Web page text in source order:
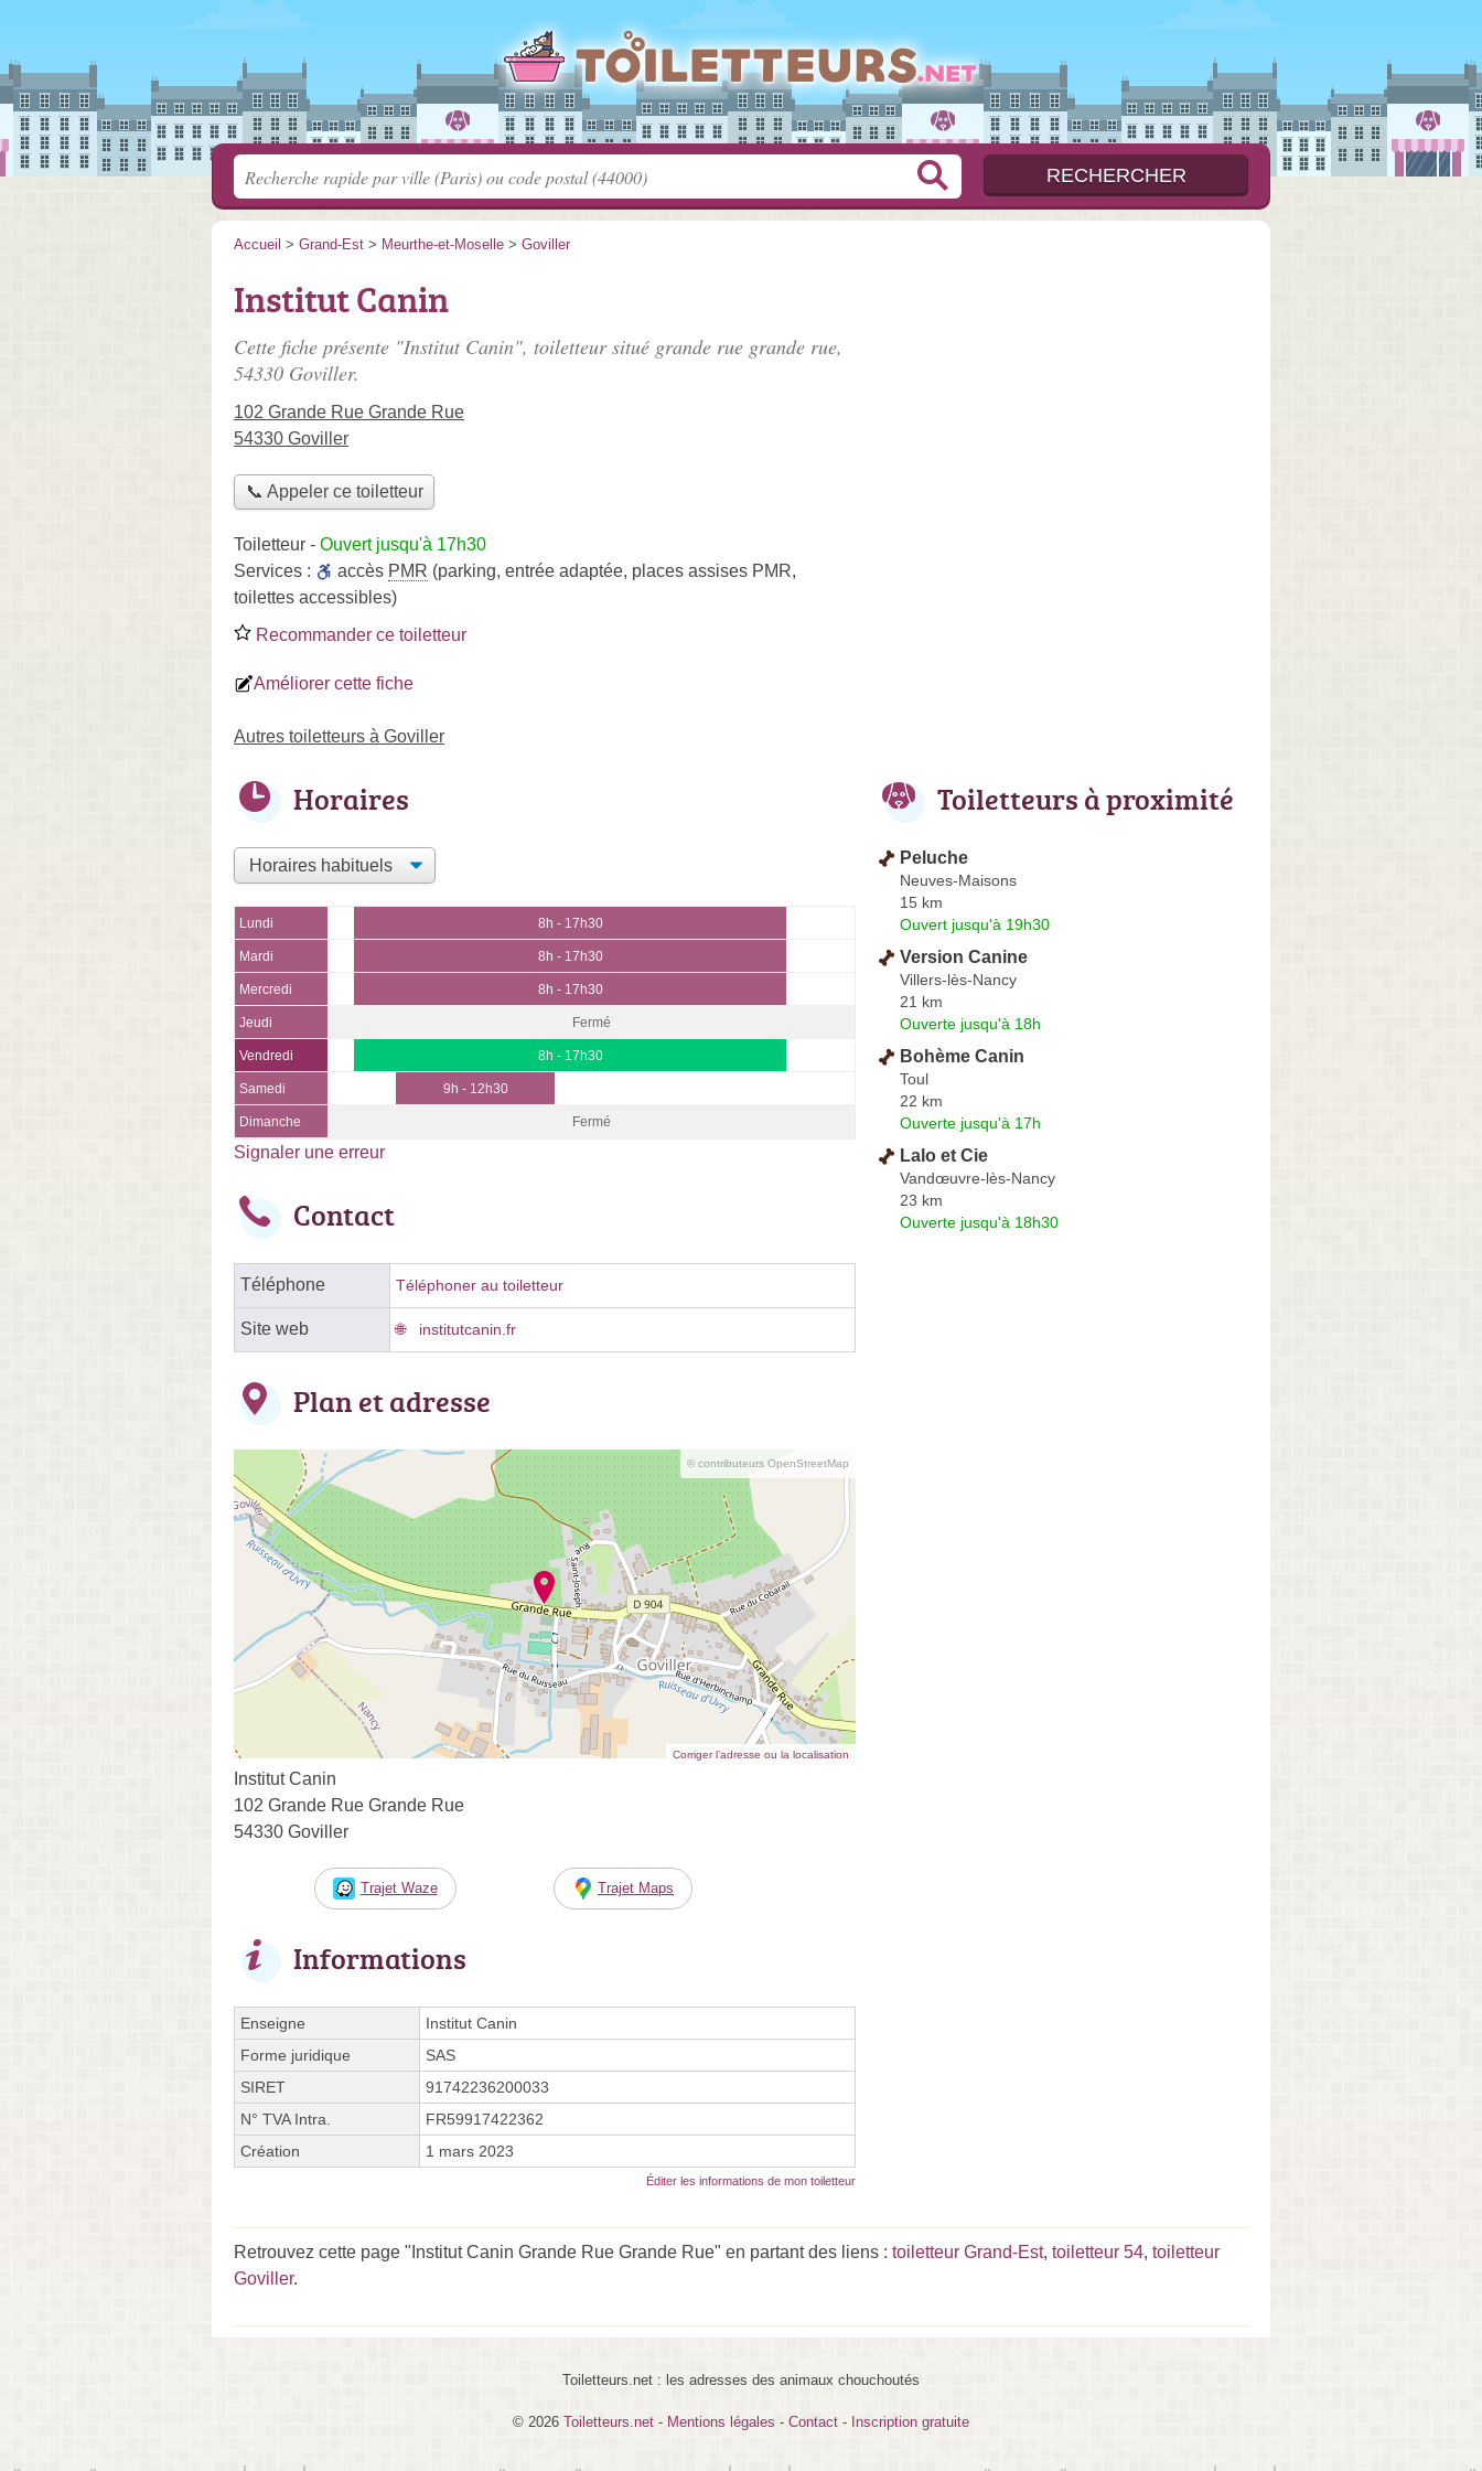
Accueil > Grand-Est > Meurthe-et-Moselle > Goviller
Institut Canin
Cette fiche présente "Institut Canin", toiletteur situé grande rue grande rue,
54330 Goviller.
102 Grande Rue Grande Rue
54330 Goviller
📞 Appeler ce toiletteur
Toiletteur - Ouvert jusqu'à 17h30
Services :
accès PMR (parking, entrée adaptée, places assises PMR,
toilettes accessibles)
Recommander ce toiletteur
Améliorer cette fiche
Autres toiletteurs à Goviller
Horaires
Lundi 8h - 17h30
Mardi 8h - 17h30
Mercredi 8h - 17h30
Jeudi Fermé
Vendredi 8h - 17h30
Samedi 9h - 12h30
Dimanche Fermé
Signaler une erreur
Contact
Téléphone Téléphoner au toiletteur
Site web institutcanin.fr
Plan et adresse
© contributeurs OpenStreetMap
Corriger l’adresse ou la localisation
Institut Canin
102 Grande Rue Grande Rue
54330 Goviller
Trajet Waze Trajet Maps
Informations
Enseigne
Institut Canin
Forme juridique
SAS
SIRET
91742236200033
N° TVA Intra.
FR59917422362
Création
1 mars 2023
Éditer les informations de mon toiletteur
Toiletteurs à proximité
Peluche
Neuves-Maisons
15 km
Ouvert jusqu'à 19h30
Version Canine
Villers-lès-Nancy
21 km
Ouverte jusqu'à 18h
Bohème Canin
Toul
22 km
Ouverte jusqu'à 17h
Lalo et Cie
Vandœuvre-lès-Nancy
23 km
Ouverte jusqu'à 18h30
Retrouvez cette page "Institut Canin Grande Rue Grande Rue" en partant des liens : toiletteur Grand-Est, toiletteur 54, toiletteur
Goviller.
Toiletteurs.net : les adresses des animaux chouchoutés
© 2026 Toiletteurs.net - Mentions légales - Contact - Inscription gratuite